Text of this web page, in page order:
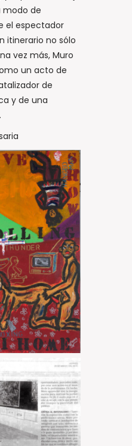
modo de
el espectador
itinerario no sólo
vez más, Muro
un acto de
de
y de una